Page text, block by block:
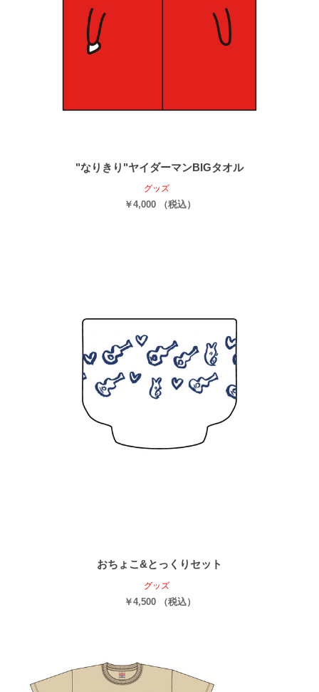
"なりきり"ヤイダーマンBIGタオル
グッズ
￥4,000 （税込）
おちょこ&とっくりセット
グッズ
￥4,500 （税込）